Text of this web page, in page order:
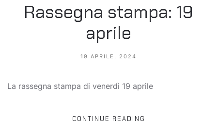
Rassegna stampa: 19
aprile
19 APRILE, 2024
La rassegna stampa di venerdì 19 aprile
CONTINUE READING